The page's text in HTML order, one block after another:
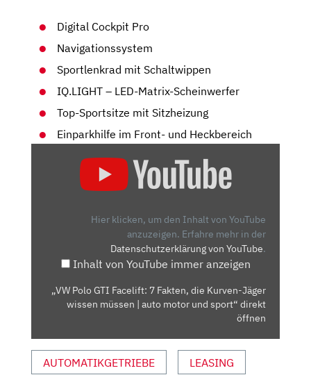
Digital Cockpit Pro
Navigationssystem
Sportlenkrad mit Schaltwippen
IQ.LIGHT – LED-Matrix-Scheinwerfer
Top-Sportsitze mit Sitzheizung
Einparkhilfe im Front- und Heckbereich
KURVEN-
JÄGER
WISSEN
AUTO
MOTOR
Hier klicken, um den Inhalt von YouTube
anzuzeigen. Erfahre mehr in der
Datenschutzerklärung von YouTube.
Inhalt von YouTube immer anzeigen
„VW Polo GTI Facelift: 7 Fakten, die Kurven-Jäger
wissen müssen | auto motor und sport“ direkt
öffnen
AUTOMATIKGETRIEBE LEASING